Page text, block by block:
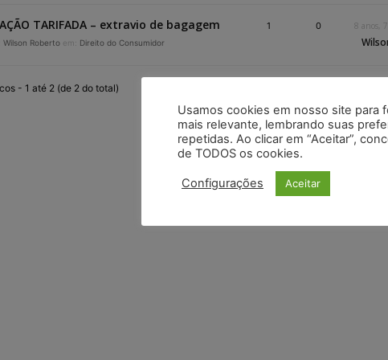
TARIFADA – extravio de bagagem
Wilson Roberto em: Direito do Consumidor
1 0 8 anos,
- 1 até 2 (de 2 do total)
Usamos cookies em nosso site para
mais relevante, lembrando suas
repetidas. Ao clicar em “Aceitar”,
de TODOS os cookies.
Configurações Aceitar